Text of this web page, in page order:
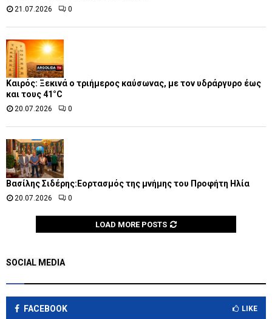
21.07.2026 0
Καιρός: Ξεκινά ο τριήμερος καύσωνας, με τον υδράργυρο έως
και τους 41°C
20.07.2026 0
Βασίλης Σιδέρης:Εορτασμός της μνήμης του Προφήτη Ηλία
20.07.2026 0
LOAD MORE POSTS
SOCIAL MEDIA
FACEBOOK LIKE